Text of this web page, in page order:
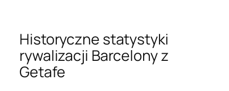
Historyczne statystyki
rywalizacji Barcelony z
Getafe